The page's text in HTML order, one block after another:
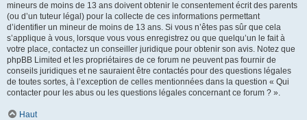
mineurs de moins de 13 ans doivent obtenir le consentement écrit des parents
(ou d’un tuteur légal) pour la collecte de ces informations permettant
d’identifier un mineur de moins de 13 ans. Si vous n’êtes pas sûr que cela
s’applique à vous, lorsque vous vous enregistrez ou que quelqu’un le fait à
votre place, contactez un conseiller juridique pour obtenir son avis. Notez que
phpBB Limited et les propriétaires de ce forum ne peuvent pas fournir de
conseils juridiques et ne sauraient être contactés pour des questions légales
de toutes sortes, à l’exception de celles mentionnées dans la question « Qui
contacter pour les abus ou les questions légales concernant ce forum ? ».
Haut